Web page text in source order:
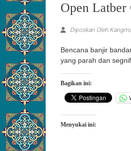
Open Latber
Diposkan
Bencana banjir
yang parah dan
Bagikan ini:
Menyukai ini: